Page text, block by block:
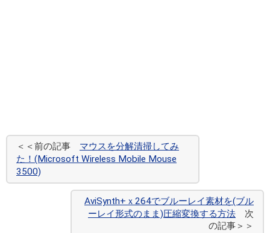
＜＜前の記事 マウスを分解清掃してみ
た！(Microsoft Wireless Mobile Mouse
3500)
AviSynth+ｘ264でブルーレイ素材を(ブル
ーレイ形式のまま)圧縮変換する方法 次
の記事＞＞